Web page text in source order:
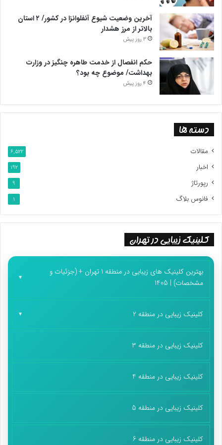
آخرین وضعیت شیوع آنفلوانزا در کشور/ ۲ استان
بالاتر از مرز هشدار
3 روز پیش
حکم انفصال از خدمت طاهره چنگیز در وزارت
بهداشت/ موضوع چه بود؟
4 روز پیش
دسته ها
مقالات 6,522
اخبار 192
رپورتاژ 9
فانوس بلاگ 1
کلینیک زیبایی در تهران
بهترین کلینیک های زیبایی در منطقه 1 تهران + (جزئیات و
مشخصات) | 1405
کلینیک زیبایی در منطقه 2
کلینیک زیبایی در منطقه 3
کلینیک زیبایی در منطقه 4
کلینیک زیبایی در منطقه 5
کلینیک زیبایی در منطقه 6